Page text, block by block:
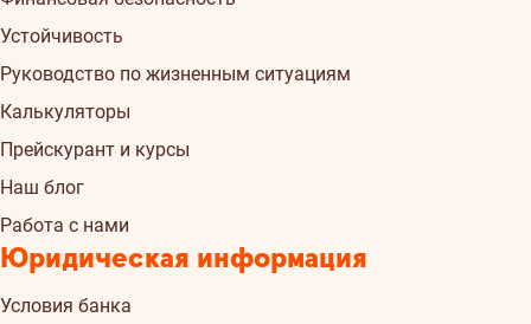
Устойчивость
Руководство по жизненным ситуациям
Калькуляторы
Прейскурант и курсы
Наш блог
Работа с нами
Юридическая информация
Условия банка